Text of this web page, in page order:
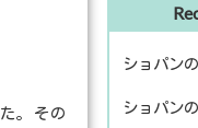
。 その
農を考
ショパン
ショパン